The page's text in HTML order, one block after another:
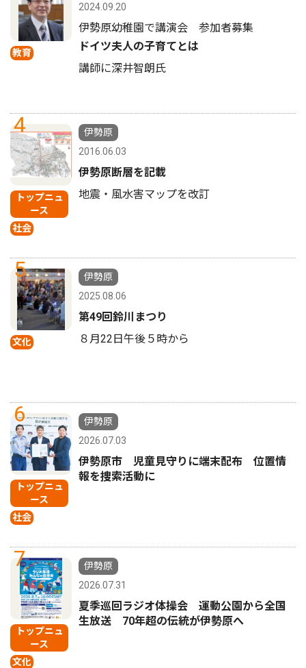
教育
2024.09.20
伊勢原幼稚園で講演会 参加者募集
ドイツ夫人の子育てとは
講師に深井智朗氏
4
トップニュ
ース
社会
伊勢原
2016.06.03
伊勢原断層を記載
地震・風水害マップを改訂
5
文化
伊勢原
2025.08.06
第49回鈴川まつり
８月22日午後５時から
6
トップニュ
ース
社会
伊勢原
2026.07.03
伊勢原市 児童見守りに端末配布 位置情
報を捜索活動に
7
トップニュ
ース
文化
伊勢原
2026.07.31
夏季巡回ラジオ体操会 運動公園から全国
生放送 70年超の伝統が伊勢原へ